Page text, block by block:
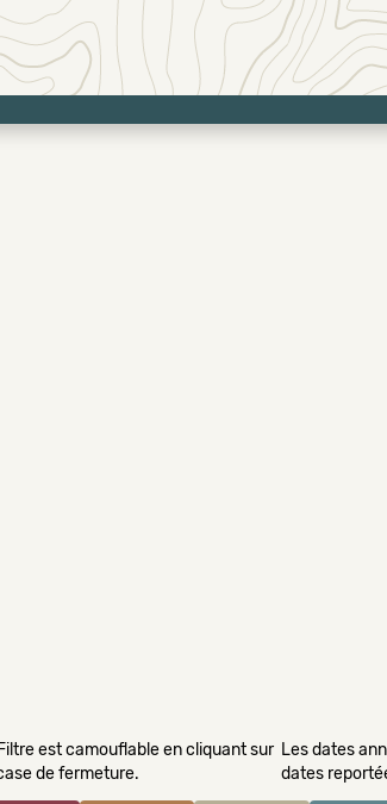
est camouflable en cliquant sur
de fermeture.
Les dates
dates